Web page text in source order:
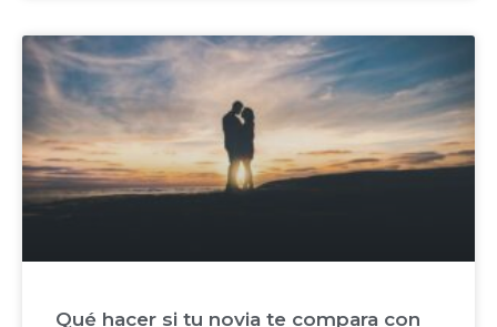
Qué hacer si tu novia te compara con